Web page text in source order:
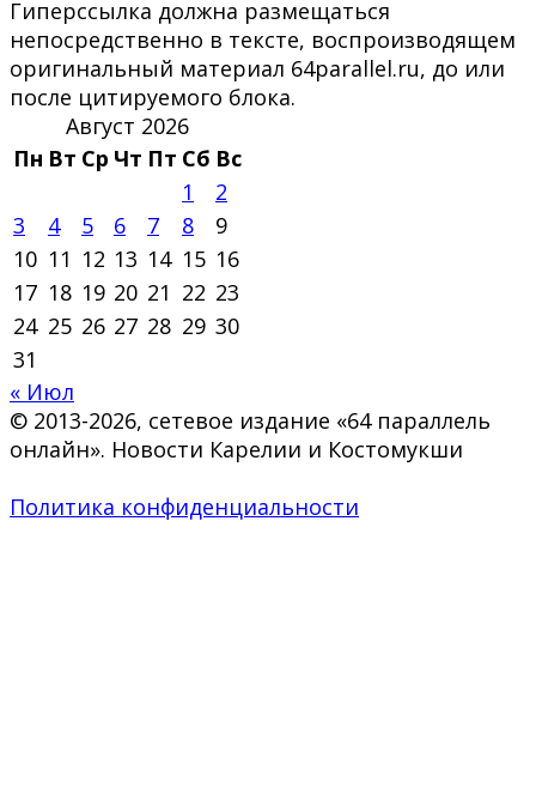
Гиперссылка должна размещаться
непосредственно в тексте, воспроизводящем
оригинальный материал 64parallel.ru, до или
после цитируемого блока.
Август 2026
Пн Вт Ср Чт Пт Сб Вс
1
2
3
4 5 6 7 8
9
10 11 12 13 14 15 16
17 18 19 20 21 22 23
24 25 26 27 28 29 30
31
« Июл
© 2013-2026, сетевое издание «64 параллель
онлайн». Новости Карелии и Костомукши
Политика конфиденциальности